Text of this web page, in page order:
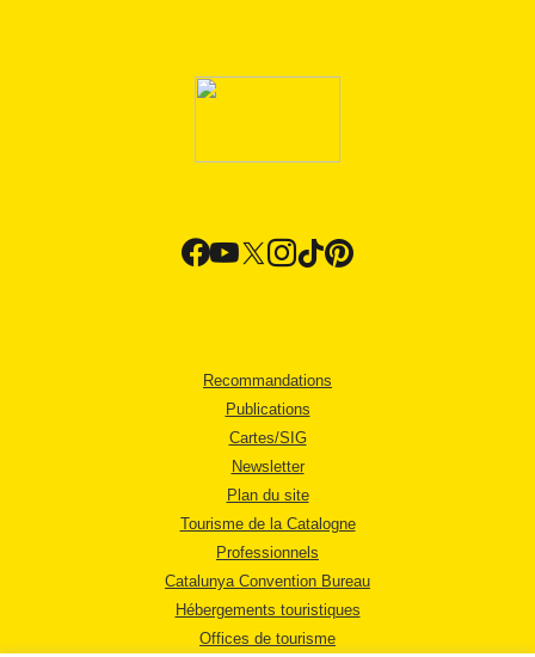
Recommandations
Publications
Cartes/SIG
Newsletter
Plan du site
Tourisme de la Catalogne
Professionnels
Catalunya Convention Bureau
Hébergements touristiques
Offices de tourisme